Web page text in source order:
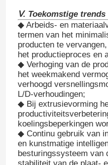
Ⅴ. Toekomstige trends
◆ Arbeids- en
termen van het
producten te
het productieproces en
◆ Verhoging van de
het weekmakend
verhoogd
L/D-verhoudingen;
◆ Bij extrusievorming
koelingsbeperkingen
◆ Continu gebruik van
en kunstmatige
besturingssysteem van